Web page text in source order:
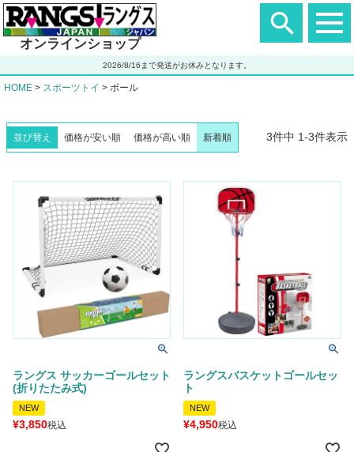
ヘ
ダ
エ
ア
オンラインショップ
2026/8/16まで発送がお休みとなります。
HOME スポーツトイ ボール
並び替え 価格が安い順 価格が高い順 新着順 3件中 1-3件表示
ラングス サッカーゴールセット
(折りたたみ式)
NEW
¥3,850税込
ラングスバスケットゴールセッ
ト
NEW
¥4,950税込